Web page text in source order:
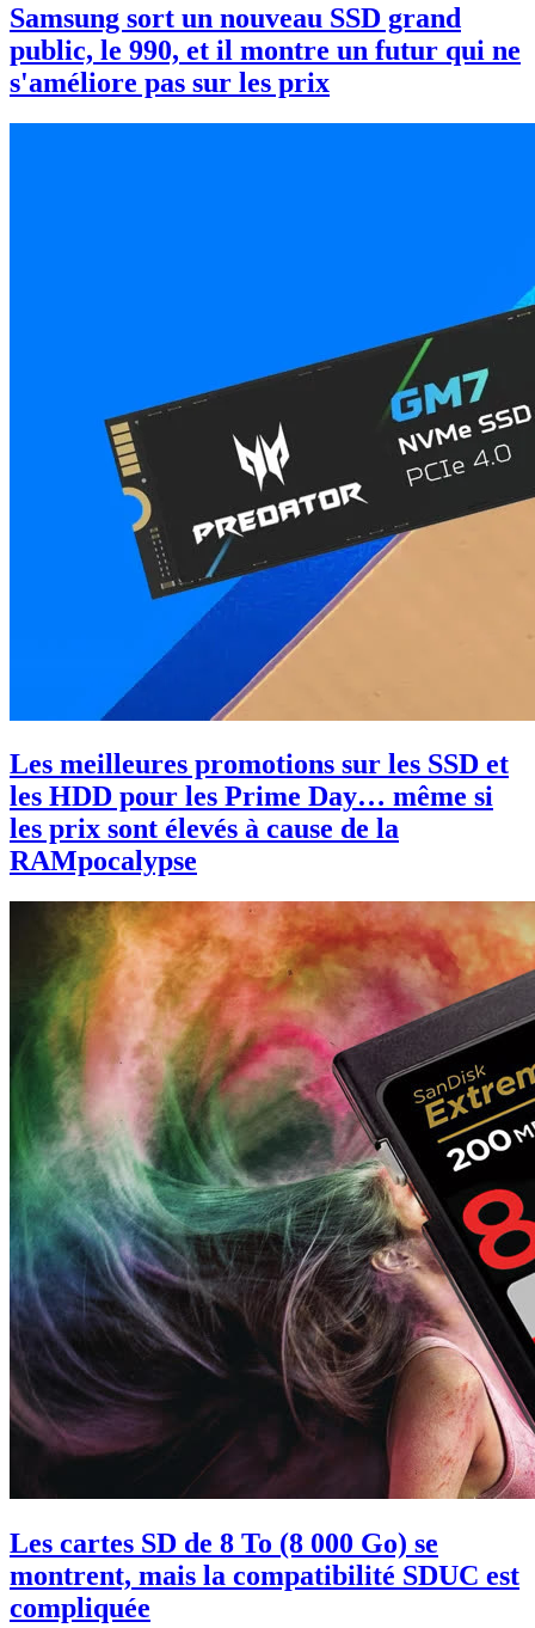
Samsung sort un nouveau SSD grand
public, le 990, et il montre un futur qui ne
s'améliore pas sur les prix
Les meilleures promotions sur les SSD et
les HDD pour les Prime Day… même si
les prix sont élevés à cause de la
RAMpocalypse
Les cartes SD de 8 To (8 000 Go) se
montrent, mais la compatibilité SDUC est
compliquée